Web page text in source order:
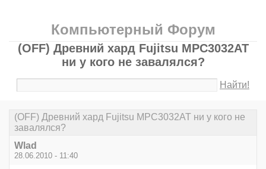
Компьютерный Форум
(OFF) Древний хард Fujitsu MPC3032AT
ни у кого не завалялся?
Найти!
(OFF) Древний хард Fujitsu MPC3032AT ни у кого не
завалялся?
Wlad
28.06.2010 - 11:40